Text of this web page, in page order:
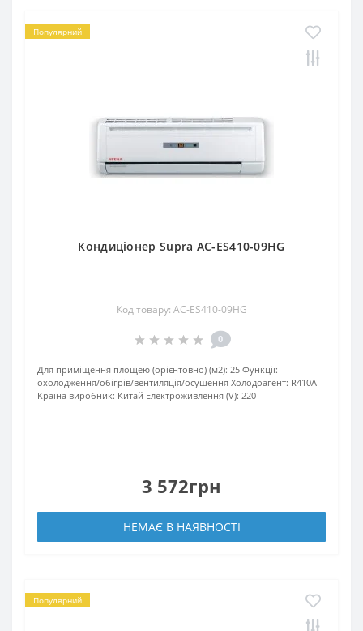
Популярний
Кондиціонер Supra AC-ES410-09HG
Код товару: AC-ES410-09HG
0
Для приміщення площею (орієнтовно) (м2): 25 Функції:
охолодження/обігрів/вентиляція/осушення Xолодоагент: R410А
Країна виробник: Китай Електроживлення (V): 220
3 572грн
НЕМАЄ В НАЯВНОСТІ
Популярний